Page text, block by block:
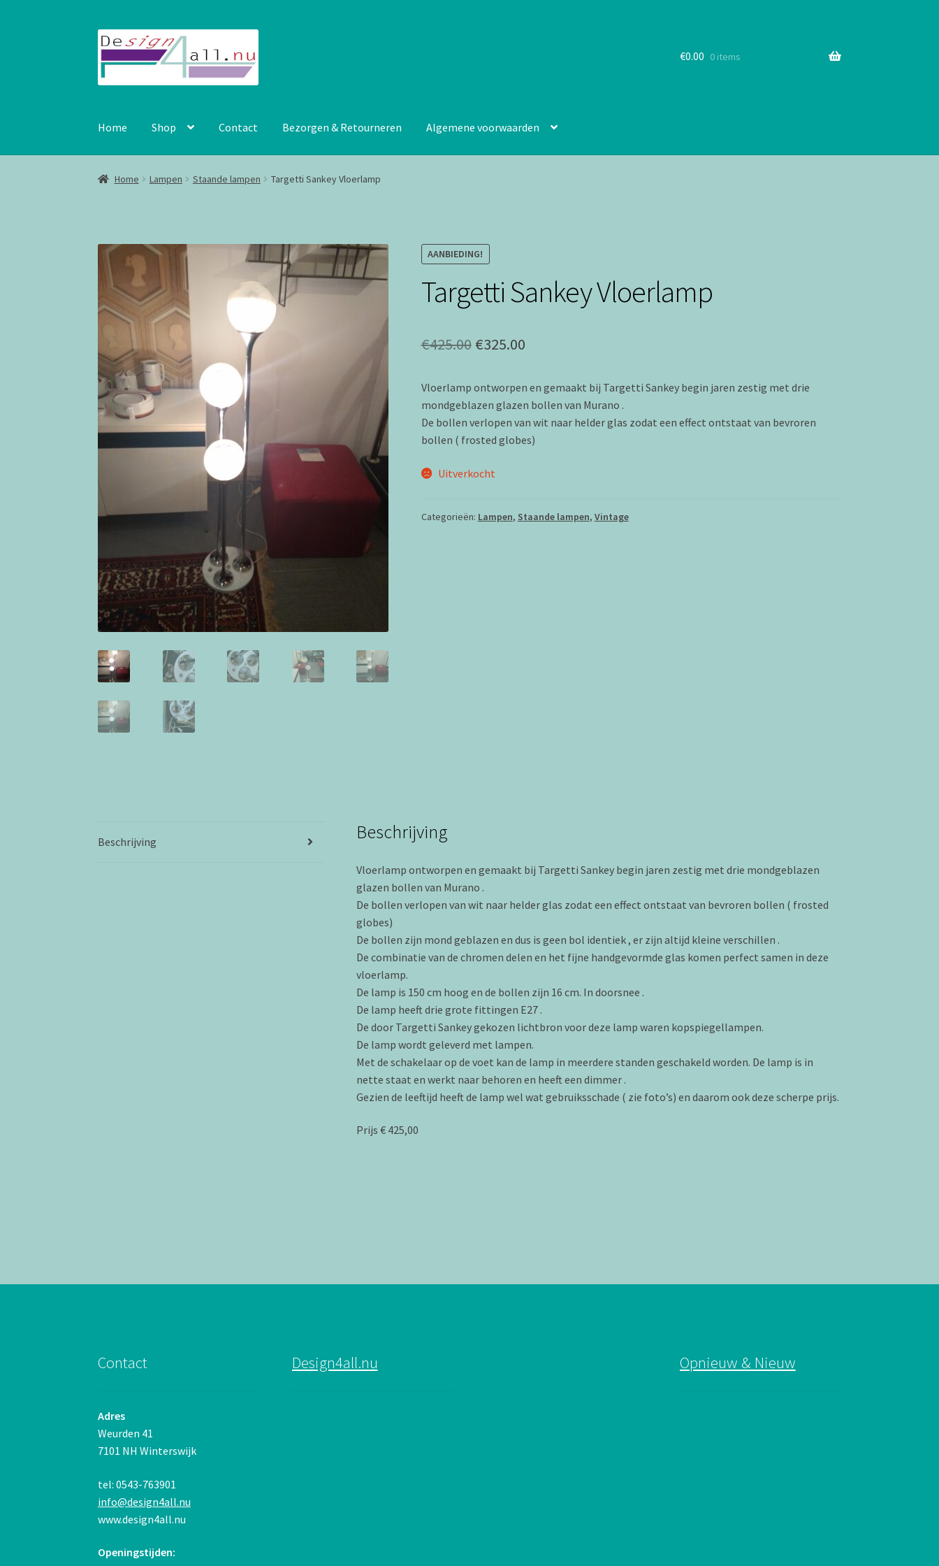
Ga
door
naar
navigatie
Ga
naar
de
inhoud
€0.00 0 items
Home Shop Contact Bezorgen & Retourneren Algemene voorwaarden
Home Lampen Staande lampen Targetti Sankey Vloerlamp
AANBIEDING!
Targetti Sankey Vloerlamp
€425.00 Oorspronkelijke
was:
€425.00.
€325.00Huidige
is:
€325.00.
Vloerlamp ontworpen en gemaakt bij Targetti Sankey begin jaren zestig met drie
mondgeblazen glazen bollen van Murano .
De bollen verlopen van wit naar helder glas zodat een effect ontstaat van bevroren
bollen ( frosted globes)
Uitverkocht
Categorieën: Lampen, Staande lampen, Vintage
Beschrijving Beschrijving
Vloerlamp ontworpen en gemaakt bij Targetti Sankey begin jaren zestig met drie mondgeblazen
glazen bollen van Murano .
De bollen verlopen van wit naar helder glas zodat een effect ontstaat van bevroren bollen ( frosted
globes)
De bollen zijn mond geblazen en dus is geen bol identiek , er zijn altijd kleine verschillen .
De combinatie van de chromen delen en het fijne handgevormde glas komen perfect samen in deze
vloerlamp.
De lamp is 150 cm hoog en de bollen zijn 16 cm. In doorsnee .
De lamp heeft drie grote fittingen E27 .
De door Targetti Sankey gekozen lichtbron voor deze lamp waren kopspiegellampen.
De lamp wordt geleverd met lampen.
Met de schakelaar op de voet kan de lamp in meerdere standen geschakeld worden. De lamp is in
nette staat en werkt naar behoren en heeft een dimmer .
Gezien de leeftijd heeft de lamp wel wat gebruiksschade ( zie foto’s) en daarom ook deze scherpe prijs.
Prijs € 425,00
Contact
Adres
Weurden 41
7101 NH Winterswijk
tel: 0543-763901
info@design4all.nu
www.design4all.nu
Openingstijden:
Design4all.nu Opnieuw & Nieuw